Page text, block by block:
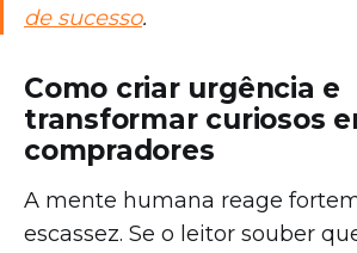
de sucesso.
Como criar urgência e
transformar curiosos
compradores
A mente humana reage
escassez. Se o leitor souber